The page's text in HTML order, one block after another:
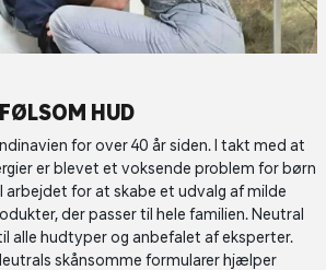
HUD
for over 40 år siden. I takt med at
er blevet et voksende problem for børn
arbejdet for at skabe et udvalg af milde
der passer til hele familien. Neutral
alle hudtyper og anbefalet af eksperter.
skånsomme formularer hjælper